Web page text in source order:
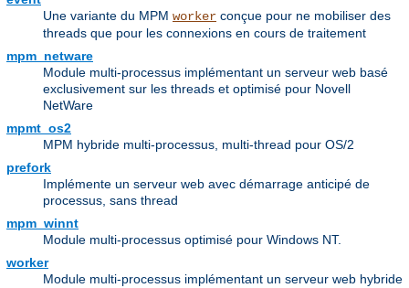
Une variante du MPM worker conçue pour ne mobiliser des
threads que pour les connexions en cours de traitement
mpm_netware
Module multi-processus implémentant un serveur web basé
exclusivement sur les threads et optimisé pour Novell
NetWare
mpmt_os2
MPM hybride multi-processus, multi-thread pour OS/2
prefork
Implémente un serveur web avec démarrage anticipé de
processus, sans thread
mpm_winnt
Module multi-processus optimisé pour Windows NT.
worker
Module multi-processus implémentant un serveur web hybride